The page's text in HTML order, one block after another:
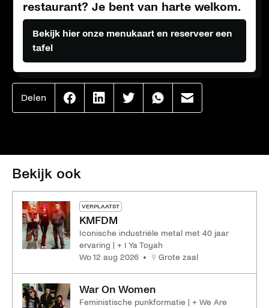
restaurant? Je bent van harte welkom.
Bekijk hier onze menukaart en reserveer een
tafel
Delen
Effenaar
op
Effenaar
op
Effenaar
op
Effenaar
op
Effenaar
op
Bekijk ook
VERPLAATST
KMFDM
Iconische industriële metal met 40 jaar
ervaring | + I Ya Toyah
wo 12 aug 2026
Grote zaal
War On Women
Feministische punkformatie | + We Are